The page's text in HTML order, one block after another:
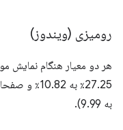
رومیزی (ویندوز)
هر دو معیار هنگام نمایش
به 9.99).